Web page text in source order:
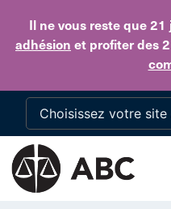
Il ne vous reste que 21
adhésion et profiter des